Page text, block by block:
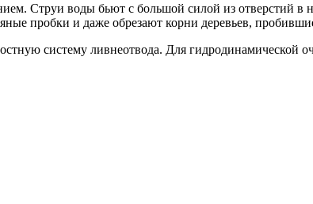
Струи воды бьют с большой силой из отверстий в
пробки и даже обрезают корни деревьев,
систему ливнеотвода. Для гидродинамической